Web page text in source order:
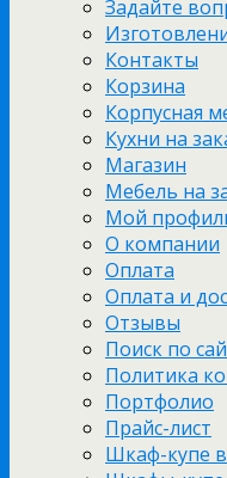
Задайте
Контакты
Корзина
Корпусная
Кухни на
Магазин
Мебель на
Мой
О компании
Оплата
Оплата и
Отзывы
Поиск по
Политика
Портфолио
Прайс-лист
Шкаф-купе